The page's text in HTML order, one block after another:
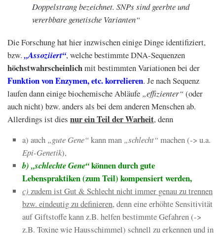
Doppelstrang bezeichnet. SNPs sind geerbte und
vererbbare genetische Varianten“
Die Forschung hat hier inzwischen einige Dinge identifiziert,
bzw. „Assoziiert“, welche bestimmte DNA-Sequenzen
höchstwahrscheinlichmit bestimmten Variationen bei der
Funktion von Enzymen, etc. korrelieren. Je nach Sequenz
laufen dann einige biochemische Abläufe „effizienter“(oder
auch nicht) bzw. anders als bei dem anderen Menschen ab.
Allerdings ist dies nur ein Teil der Warheit, denn
a) auch „gute Gene“kann man „schlecht“machen (-> u.a.
Epi-Genetik),
b) „schlechte Gene“können durch gute
Lebenspraktiken (zum Teil) kompensiert werden,
c) zudem ist Gut & Schlecht nicht immer genau zu trennen
bzw. eindeutig zu definieren, denn eine erhöhte Sensitivität
auf Giftstoffe kann z.B. helfen bestimmte Gefahren (->
z.B. Toxine wie Hausschimmel) schnell zu erkennen und in